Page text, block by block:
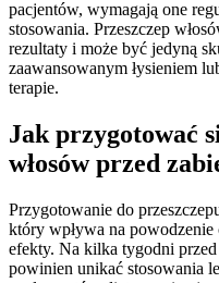
pacjentów, wymagają one
stosowania. Przeszczep
rezultaty i może być jedyną
zaawansowanym łysieniem
terapie.
Jak przygotować
włosów przed
Przygotowanie do
który wpływa na powodzenie
efekty. Na kilka tygodni
powinien unikać stosowania